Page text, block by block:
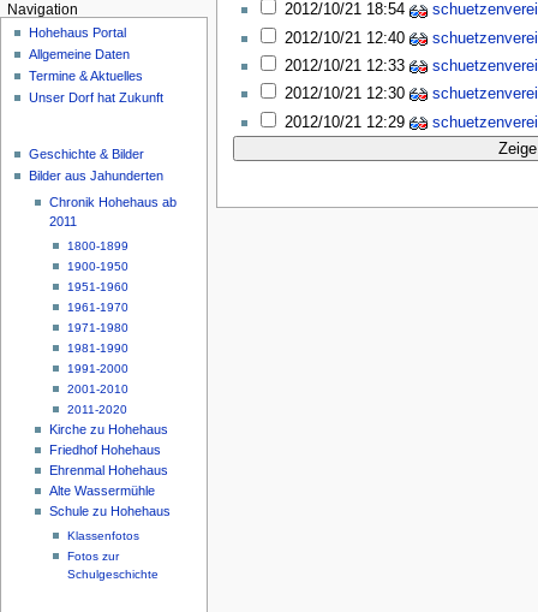
2012/10/21 18:54
2012/10/21 12:40
2012/10/21 12:33
2012/10/21 12:30
2012/10/21 12:29
Navigation
Hohehaus Portal
Allgemeine Daten
Termine & Aktuelles
Unser Dorf hat Zukunft
Geschichte & Bilder
Bilder aus Jahunderten
Chronik Hohehaus ab
2011
1800-1899
1900-1950
1951-1960
1961-1970
1971-1980
1981-1990
1991-2000
2001-2010
2011-2020
Kirche zu Hohehaus
Friedhof Hohehaus
Ehrenmal Hohehaus
Alte Wassermühle
Schule zu Hohehaus
Klassenfotos
Fotos zur
Schulgeschichte